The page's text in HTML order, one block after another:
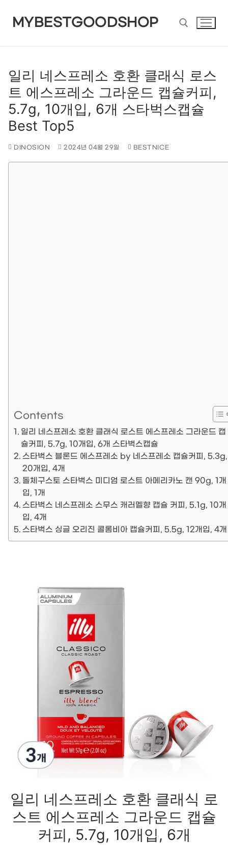
MYBESTGOODSHOP
일리 네스프레소 호환 클래식 로스
트 에스프레소 그라운드 캡슐커피,
5.7g, 10개입, 6개 스타벅스캡슐
Best Top5
DINOSION 2024년 04월 29일 BESTNICE
Contents
일리 네스프레소 호환 클래식 로스트 에스프레소 그라운드 캡
슐커피, 5.7g, 10개입, 6개 스타벅스캡슐
스타벅스 블론드 에스프레소 by 네스프레소 캡슐커피, 5.3g,
20개입, 4개
돌체구스토 스타벅스 미디엄 로스트 아메리카노 캔 90g, 1개
입, 1개
스타벅스 네스프레소 스무스 캐러멜향 캡슐 커피, 5.1g, 10개
입, 4개
스타벅스 싱글 오리진 콜롬비아 캡슐커피, 5.5g, 12개입, 4개
일리 네스프레소 호환 클래식 로
스트 에스프레소 그라운드 캡슐
커피, 5.7g, 10개입, 6개